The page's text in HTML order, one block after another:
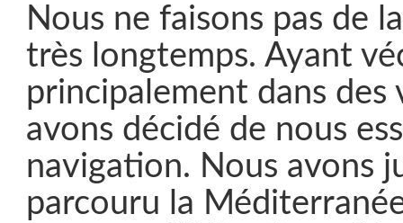
Nous ne faisons pas de
très longtemps. Ayant
principalement dans des
avons décidé de nous
navigation. Nous avons
parcouru la